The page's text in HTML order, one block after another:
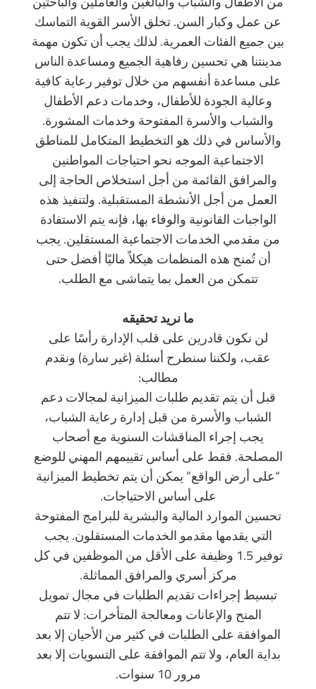
عن عمل وكبار السن. تخلق الأسر القوية التماسك
بين جميع الفئات العمرية. لذلك يجب أن تكون مهمة
مدينتنا هي تحسين رفاهية الجميع ومساعدة الناس
على مساعدة أنفسهم من خلال توفير رعاية كافية
وعالية الجودة للأطفال، وخدمات دعم الأطفال
والشباب والأسرة المفتوحة وخدمات المشورة.
والأساس في ذلك هو التخطيط المتكامل للمناطق
الاجتماعية الموجه نحو احتياجات المواطنين
والمرافق القائمة من أجل استخلاص الحاجة إلى
العمل من أجل الأنشطة المستقبلية. ولتنفيذ هذه
الواجبات القانونية والوفاء بها، فإنه يتم الاستفادة
من مقدمي الخدمات الاجتماعية المستقلين. يجب
أن تُمنح هذه المنظمات هيكلاً ماليًا أفضل حتى
تتمكن من العمل بما يتماشى مع الطلب.
ما نريد تحقيقه
لن نكون قادرين على قلب الإدارة رأسًا على
عقب، ولكننا سنطرح أسئلة (غير سارة) ونقدم
مطالب:
قبل أن يتم تقديم طلبات الميزانية لمجالات دعم
الشباب والأسرة من قبل إدارة رعاية الشباب،
يجب إجراء المناقشات السنوية مع أصحاب
المصلحة. فقط على أساس تقييمهم المهني للوضع
“على أرض الواقع” يمكن أن يتم تخطيط الميزانية
على أساس الاحتياجات.
تحسين الموارد المالية والبشرية للبرامج المفتوحة
التي يقدمها مقدمو الخدمات المستقلون. يجب
توفير 1.5 وظيفة على الأقل من الموظفين في كل
مركز أسري والمرافق المماثلة.
تبسيط إجراءات تقديم الطلبات في مجال تمويل
المنح والإعانات ومعالجة المتأخرات: لا تتم
الموافقة على الطلبات في كثير من الأحيان إلا بعد
بداية العام، ولا تتم الموافقة على التسويات إلا بعد
مرور 10 سنوات.